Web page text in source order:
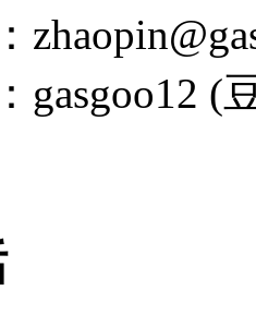
gasgoo12 (